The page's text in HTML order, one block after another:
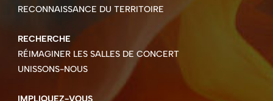
RECONNAISSANCE DU TERRITOIRE
RECHERCHE
RÉIMAGINER LES SALLES DE CONCERT
UNISSONS-NOUS
IMPLIQUEZ-VOUS